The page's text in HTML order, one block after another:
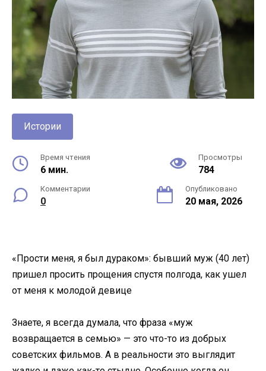
Истории
Время чтения
6 мин.
Просмотры
784
Комментарии
0
Опубликовано
20 мая, 2026
«Прости меня, я был дураком»: бывший муж (40 лет)
пришел просить прощения спустя полгода, как ушел
от меня к молодой девице
Знаете, я всегда думала, что фраза «муж
возвращается в семью» — это что-то из добрых
советских фильмов. А в реальности это выглядит